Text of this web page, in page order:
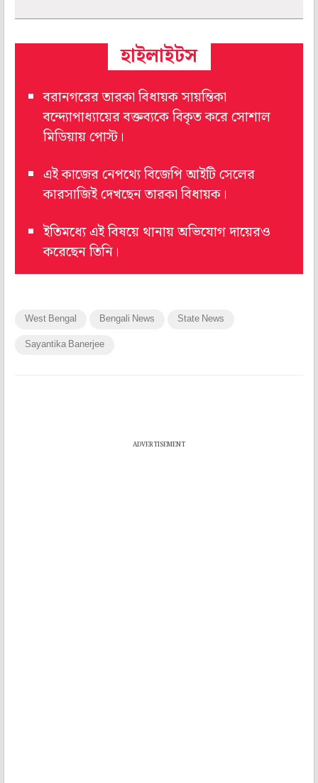
হাইলাইটস
বরানগরের তারকা বিধায়ক সায়ন্তিকা
বন্দ্যোপাধ্যায়ের বক্তব্যকে বিকৃত করে সোশাল
মিডিয়ায় পোস্ট।
এই কাজের নেপথ্যে বিজেপি আইটি সেলের
কারসাজিই দেখছেন তারকা বিধায়ক।
ইতিমধ্যে এই বিষয়ে থানায় অভিযোগ দায়েরও
করেছেন তিনি।
West Bengal Bengali News State News
Sayantika Banerjee
ADVERTISEMENT